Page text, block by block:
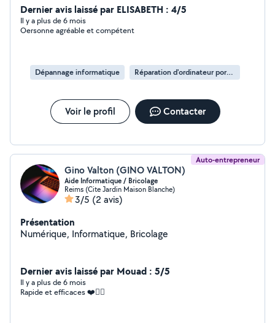
Dernier avis laissé par ELISABETH : 4/5
Il y a plus de 6 mois
Oersonne agréable et compétent
Dépannage informatique Réparation d'ordinateur portable
Voir le profil Contacter
Auto-entrepreneur
Gino Valton (GINO VALTON)
Aide Informatique / Bricolage
Reims (Cite Jardin Maison Blanche)
3/5 (2 avis)
Présentation
Numérique, Informatique, Bricolage
Dernier avis laissé par Mouad : 5/5
Il y a plus de 6 mois
Rapide et efficaces ❤️✌🏻